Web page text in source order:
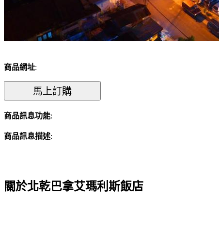
商品網址:
商品訊息功能:
商品訊息描述:
關於北乾巴拿艾瑪利斯飯店